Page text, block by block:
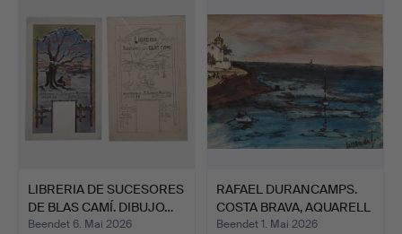
LIBRERIA DE SUCESORES
DE BLAS CAMÍ. DIBUJO…
Beendet 6. Mai 2026
RAFAEL DURANCAMPS.
COSTA BRAVA, AQUARELL
A…
Beendet 1. Mai 2026